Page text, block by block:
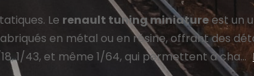
Le renault tuning miniatureest un
en métal ou en résine, offrant des
1/43, et même 1/64, qui permettent à cha...